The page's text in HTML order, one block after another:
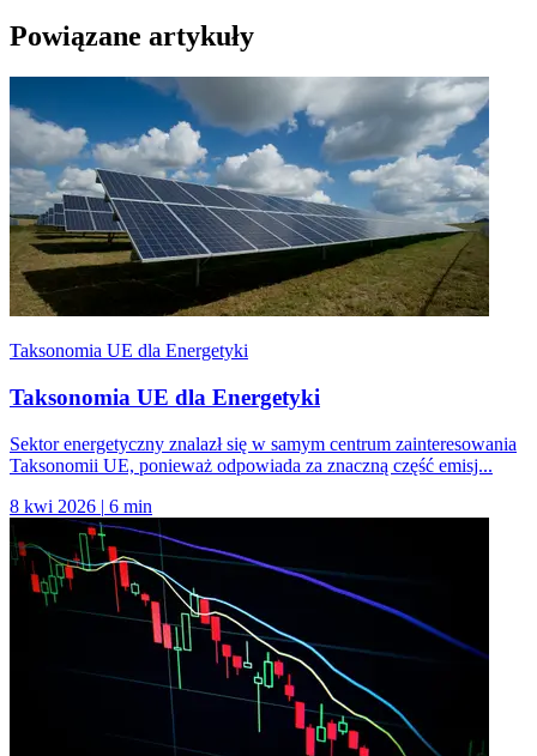
Powiązane artykuły
Taksonomia UE dla Energetyki
Taksonomia UE dla Energetyki
Sektor energetyczny znalazł się w samym centrum zainteresowania
Taksonomii UE, ponieważ odpowiada za znaczną część emisj...
8 kwi 2026 | 6 min